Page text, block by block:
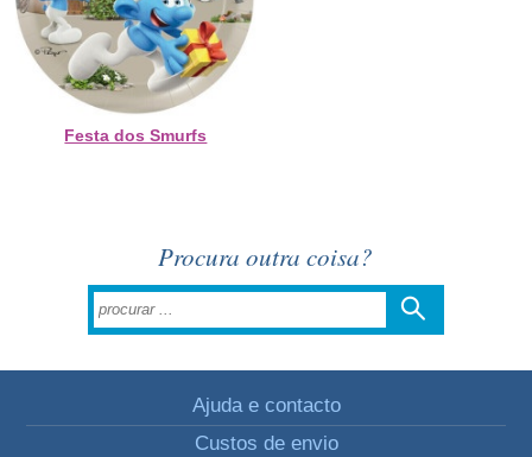
Festa dos Smurfs
Procura outra coisa?
Ajuda e contacto
Custos de envio